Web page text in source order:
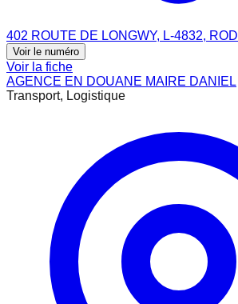
402 ROUTE DE LONGWY, L-4832,
Voir le numéro
Voir la fiche
AGENCE EN DOUANE MAIRE DANIEL
Transport, Logistique